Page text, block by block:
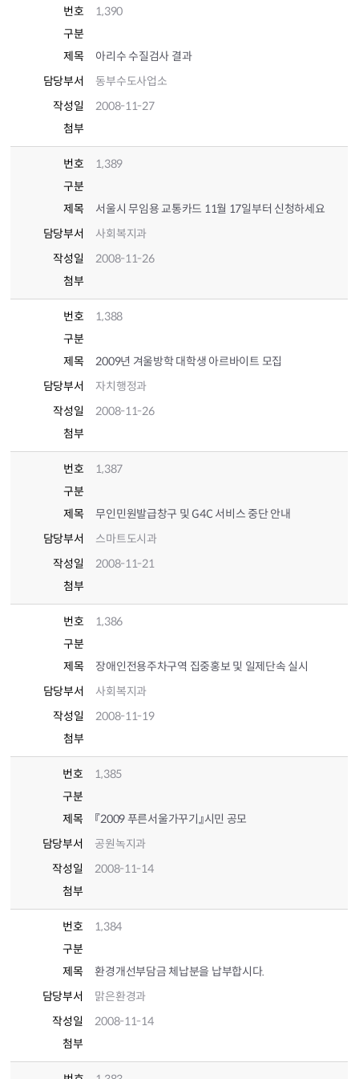
번호
1,390
구분
제목
아리수 수질검사 결과
담당부서
동부수도사업소
작성일
2008-11-27
첨부
번호
1,389
구분
제목
서울시 무임용 교통카드 11월 17일부터 신청하세요
담당부서
사회복지과
작성일
2008-11-26
첨부
번호
1,388
구분
제목
2009년 겨울방학 대학생 아르바이트 모집
담당부서
자치행정과
작성일
2008-11-26
첨부
번호
1,387
구분
제목
무인민원발급창구 및 G4C 서비스 중단 안내
담당부서
스마트도시과
작성일
2008-11-21
첨부
번호
1,386
구분
제목
장애인전용주차구역 집중홍보 및 일제단속 실시
담당부서
사회복지과
작성일
2008-11-19
첨부
번호
1,385
구분
제목
『2009 푸른서울가꾸기』시민 공모
담당부서
공원녹지과
작성일
2008-11-14
첨부
번호
1,384
구분
제목
환경개선부담금 체납분을 납부합시다.
담당부서
맑은환경과
작성일
2008-11-14
첨부